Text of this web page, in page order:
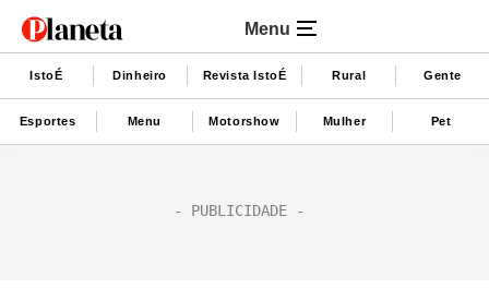
Menu
IstoÉ Dinheiro Revista IstoÉ Rural Gente
Esportes Menu Motorshow Mulher Pet